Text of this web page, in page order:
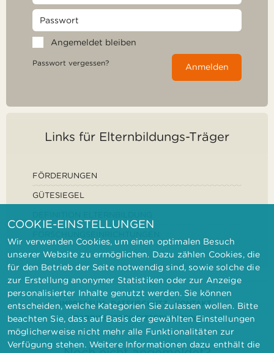
Angemeldet bleiben
Passwort vergessen? Anmelden
Links für Elternbildungs-Träger
FÖRDERUNGEN
GÜTESIEGEL
IMPRESSUM DATENSCHUTZ
KONTAKT
BARRIEREFREIHEITSERKLÄRUNG
COOKIE-EINSTELLUNGEN
Wir verwenden Cookies, um einen optimalen Besuch
unserer Website zu ermöglichen. Dazu zählen Cookies, die
für den Betrieb der Seite notwendig sind, sowie solche die
zur Erstellung anonymer Statistiken oder zur Anzeige
personalisierter Inhalte genutzt werden. Sie können
entscheiden, welche Kategorien Sie zulassen wollen. Bitte
beachten Sie, dass auf Basis der gewählten Einstellungen
möglicherweise nicht mehr alle Funktionalitäten zur
Verfügung stehen. Weitere Informationen dazu enthält die